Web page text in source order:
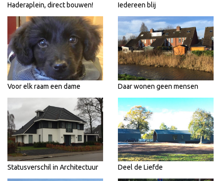
Haderaplein, direct bouwen! Iedereen blij
Voor elk raam een dame Daar wonen geen mensen
Statusverschil in Architectuur Deel de Liefde